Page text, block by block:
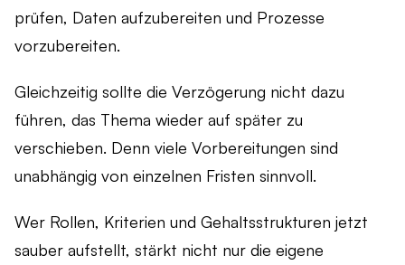
prüfen, Daten aufzubereiten und Prozesse
vorzubereiten.
Gleichzeitig sollte die Verzögerung nicht dazu
führen, das Thema wieder auf später zu
verschieben. Denn viele Vorbereitungen sind
unabhängig von einzelnen Fristen sinnvoll.
Wer Rollen, Kriterien und Gehaltsstrukturen jetzt
sauber aufstellt, stärkt nicht nur die eigene